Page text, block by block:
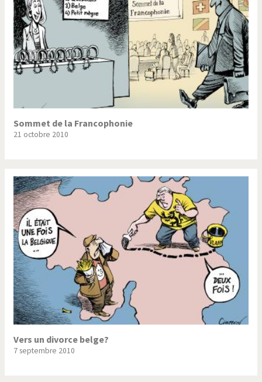
Sommet de la Francophonie
21 octobre 2010
Vers un divorce belge?
7 septembre 2010